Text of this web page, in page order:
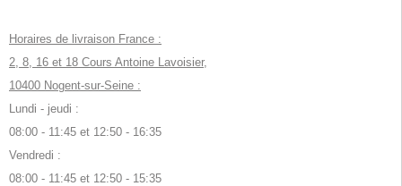
Horaires de livraison France :
2, 8, 16 et 18 Cours Antoine Lavoisier,
10400 Nogent-sur-Seine :
Lundi - jeudi :
08:00 - 11:45 et 12:50 - 16:35
Vendredi :
08:00 - 11:45 et 12:50 - 15:35